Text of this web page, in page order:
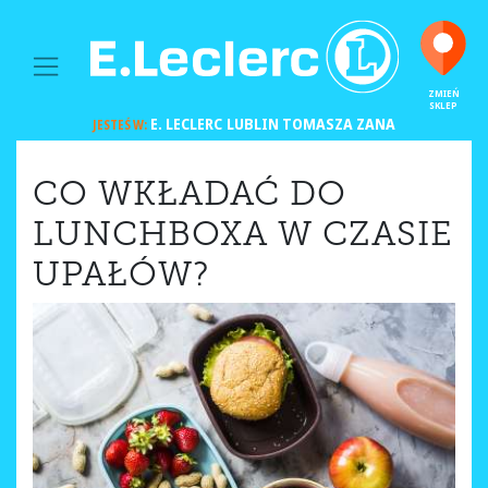
MAIN NAVIGATION
ZMIEŃ
SKLEP
JESTEŚ W: E. LECLERC LUBLIN TOMASZA ZANA
CO WKŁADAĆ DO
LUNCHBOXA W CZASIE
UPAŁÓW?